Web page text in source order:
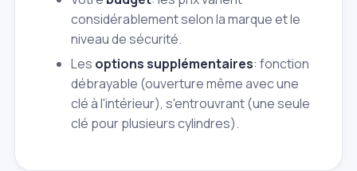
considérablement selon la marque et le
niveau de sécurité.
Les options supplémentaires: fonction
débrayable (ouverture même avec une
clé à l'intérieur), s'entrouvrant (une seule
clé pour plusieurs cylindres).